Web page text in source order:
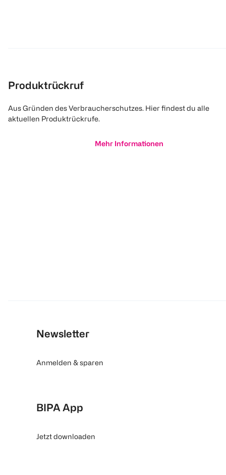
Produktrückruf
Aus Gründen des Verbraucherschutzes. Hier findest du alle
aktuellen Produktrückrufe.
Mehr Informationen
Newsletter
Anmelden & sparen
BIPA App
Jetzt downloaden